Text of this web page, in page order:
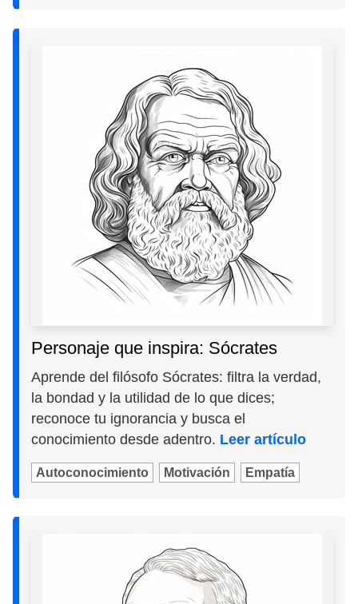
Personaje que inspira: Sócrates
Aprende del filósofo Sócrates: filtra la verdad,
la bondad y la utilidad de lo que dices;
reconoce tu ignorancia y busca el
conocimiento desde adentro. Leer artículo
Autoconocimiento Motivación Empatía